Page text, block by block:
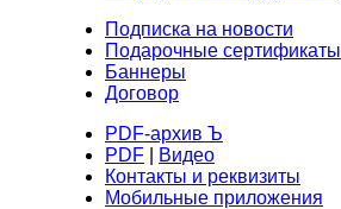
Подписка на новости
Подарочные сертификаты
Баннеры
Договор
PDF-архив Ъ
PDF
Видео
Контакты и реквизиты
Мобильные приложения